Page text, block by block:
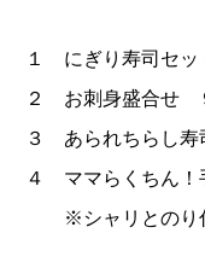
１ にぎり寿司セ
２ お刺身盛合せ
３ あられちら
４ ママらくちん！
※シャリとのり